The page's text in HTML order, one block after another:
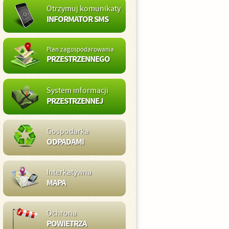
Otrzymuj komunikaty
INFORMATOR SMS
Plan zagospodarowania
PRZESTRZENNEGO
System informacji
PRZESTRZENNEJ
Gospodarka
ODPADAMI
Interkatywna
MAPA
Ochrona
POWIETRZA